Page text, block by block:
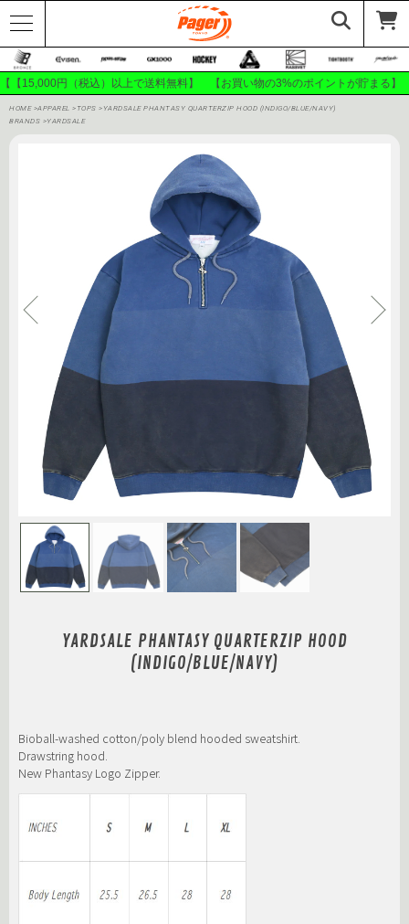
【【15,000円（税込）以上で送料無料】 【お買い物の3%のポイントが貯ま
HOME >APPAREL > TOPS > YARDSALE PHANTASY QUARTERZIP HOOD (INDIGO/BLUE/NAVY)
BRANDS >YARDSALE
YARDSALE PHANTASY QUARTERZIP HOOD
(INDIGO/BLUE/NAVY)
Bioball-washed cotton/poly blend hooded sweatshirt.
Drawstring hood.
New Phantasy Logo Zipper.